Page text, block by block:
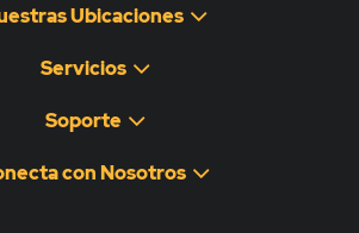
Ubicaciones
Servicios
Soporte
con Nosotros